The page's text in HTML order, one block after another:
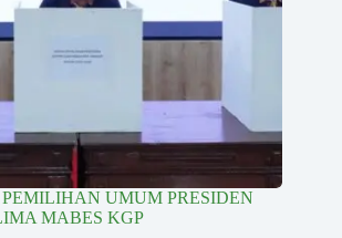
UMUM PRESIDEN
MABES KGP